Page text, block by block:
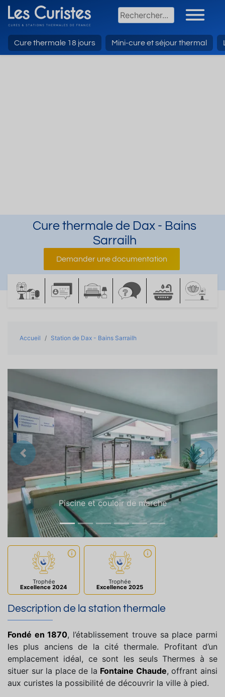
Cure thermale 18 jours Mini-cure et séjour thermal
Cure thermale de Dax - Bains
Sarrailh
Demander une documentation
Accueil Station de Dax - Bains Sarrailh
Piscine et couloir de marche
Précedent
Trophée
Excellence 2024
Trophée
Excellence 2025
Description de la station thermale
Fondé en 1870, l’établissement trouve sa place parmi
les plus anciens de la cité thermale. Profitant d’un
emplacement idéal, ce sont les seuls Thermes à se
situer sur la place de la Fontaine Chaude, offrant ainsi
aux curistes la possibilité de découvrir la ville à pied.